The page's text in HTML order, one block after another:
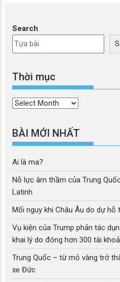
Search
Thời mục
Thời
BÀI MỚI NHẤT
Ai là ma?
Nỗ lực âm thầm của Trung
Latinh
Mối nguy khi Châu Âu do dự hỗ
Vụ kiện của Trump phản tác
khai lý do đóng hơn 300 tài
Trung Quốc – từ mỏ vàng trở
xe Đức